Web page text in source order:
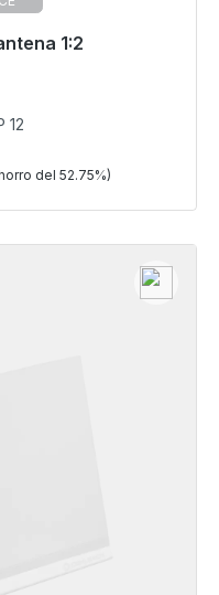
1:2
de entrega 48h*
12
del 52.75%)